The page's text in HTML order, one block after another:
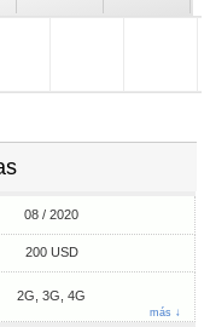
08 / 2020
200 USD
2G, 3G, 4G
más ↓